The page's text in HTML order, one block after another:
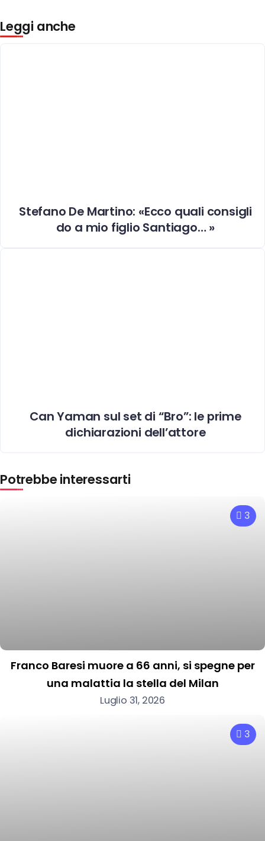
Leggi anche
Stefano De Martino: «Ecco quali consigli
do a mio figlio Santiago… »
Can Yaman sul set di “Bro”: le prime
dichiarazioni dell’attore
Potrebbe interessarti
3
Franco Baresi muore a 66 anni, si spegne per
una malattia la stella del Milan
Luglio 31, 2026
3